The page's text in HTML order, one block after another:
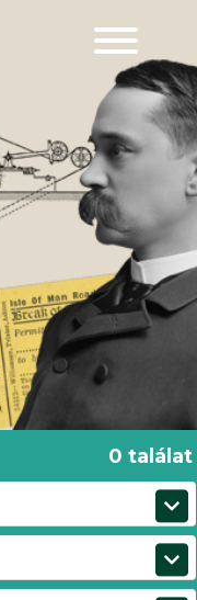
0 találat